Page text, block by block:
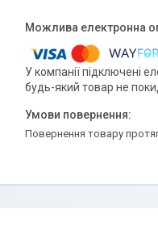
У компанії підключені
будь-який товар не
повернення товару